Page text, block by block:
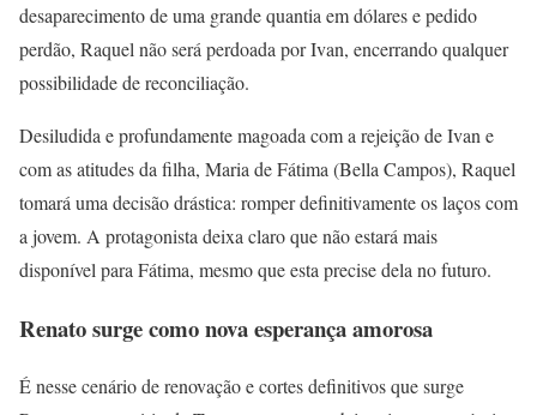
desaparecimento de uma grande quantia em dólares e pedido
perdão, Raquel não será perdoada por Ivan, encerrando qualquer
possibilidade de reconciliação.
Desiludida e profundamente magoada com a rejeição de Ivan e
com as atitudes da filha, Maria de Fátima (Bella Campos), Raquel
tomará uma decisão drástica: romper definitivamente os laços com
a jovem. A protagonista deixa claro que não estará mais
disponível para Fátima, mesmo que esta precise dela no futuro.
Renato surge como nova esperança amorosa
É nesse cenário de renovação e cortes definitivos que surge